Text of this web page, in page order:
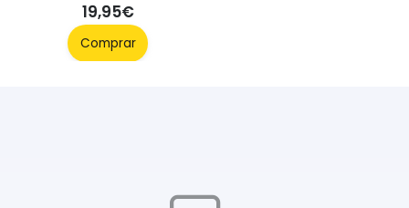
19,95€
Comprar